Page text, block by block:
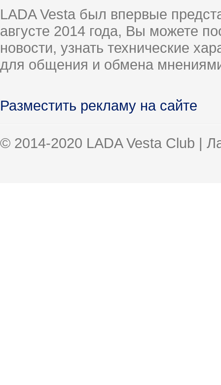
LADA Vesta был впервые
августе 2014 года, Вы можете
новости, узнать технические
для общения и обмена
Разместить рекламу на сайте
© 2014-2020 LADA Vesta Club |